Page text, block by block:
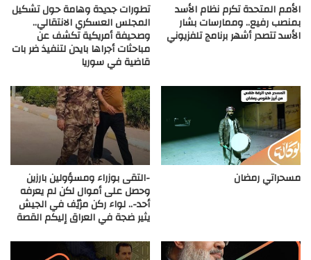
الأمم المتحدة تكرم نظام الأسد
بمنصب رفيع.. وممارسات بشار
الأسد تتصدر أشهر برنامج تلفزيوني
تطورات جديدة وهامة حول تشكيل
المجلس العسكري الانتقالي..
وصحيفة أمريكية تكشف عن
مباحثات أجراها بايدن لتنفيذ ضر بات
قاضية في سوريا
مسحراتي رمضان -التقى بوزراء ومسؤولين بارزين
وحصل على أموال لكن لم يعرفه
أحد-.. لواء ركن مزيّف في الجيش
يثير ضجة في العراق إليكم القصة